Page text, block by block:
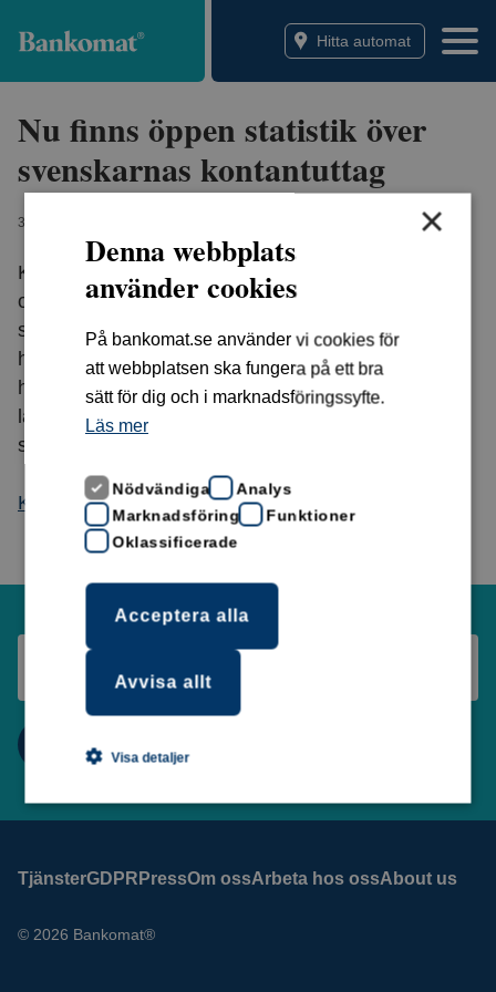
Bankomat Hitta automat
Nu finns öppen statistik över
svenskarnas kontantuttag
30 JANUARI 2026
Kontantbarometern visar svenskarnas uttag från
och insättningar i Bankomats automater, redovisat
som ett genomsnitt per person och månad för varje
halvår. Siffrorna har sammanställts av Bankomat
halvårsvis sedan 2018. Statistiken finns på riks-,
läns- och kommunnivå. Nu tillgängliggör vi all
statistik från Kontantbarometern.
Kontantbarometern – Bankomat
TjänsterGDPR PressOm ossArbeta hos ossAbout us
© 2026 Bankomat®
×
Denna webbplats
använder cookies
På bankomat.se använder vi cookies för
att webbplatsen ska fungera på ett bra
sätt för dig och i marknadsföringssyfte.
Läs mer
Nödvändiga
Analys
Marknadsföring
Funktioner
Oklassificerade
Acceptera alla
Avvisa allt
Visa detaljer